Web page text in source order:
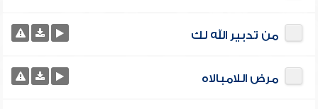
من تدبير الله لك
مرض اللامبالاه